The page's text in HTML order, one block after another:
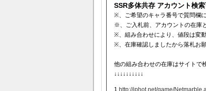
SSR多体共存 アカウント検
※、ご希望のキャラ番号で質問欄
※、ご入札前、アカウントの在庫
※、組み合わせにより、値段は変
※、在庫確認しましたから落札お
他の組み合わせの在庫はサイトで
↓↓↓↓↓↓↓↓↓↓
1 http://jphot.net/game/